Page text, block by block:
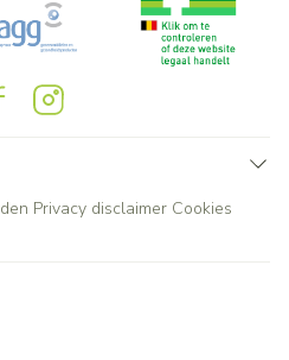
Privacy disclaimer Cookies